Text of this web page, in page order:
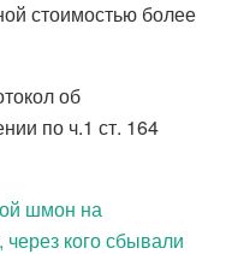
стоимостью более
об
по ч.1 ст. 164
шмон на
кого сбывали